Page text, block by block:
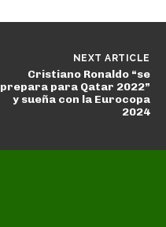
NEXT ARTICLE
Cristiano Ronaldo “se
prepara para Qatar 2022”
y sueña con la Eurocopa
2024